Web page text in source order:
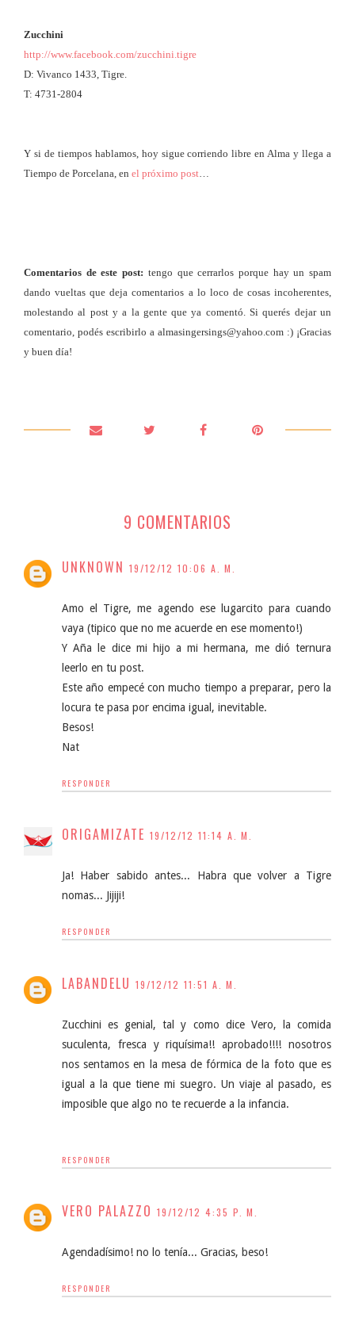
Zucchini
http://www.facebook.com/zucchini.tigre
D: Vivanco 1433, Tigre.
T: 4731-2804
Y si de tiempos hablamos, hoy sigue corriendo libre en Alma y llega a
Tiempo de Porcelana, en el próximo post
Comentarios de este post: tengo que cerrarlos porque hay un spam
dando vueltas que deja comentarios a lo loco de cosas incoherentes,
molestando al post y a la gente que ya comentó. Si querés dejar un
comentario, podés escribirlo a almasingersings@yahoo.com :) ¡Gracias
y buen día!
9 COMENTARIOS
UNKNOWN 19/12/12 10:06 A. M.
Amo el Tigre, me agendo ese lugarcito para cuando
vaya (tipico que no me acuerde en ese momento!)
Y Aña le dice mi hijo a mi hermana, me dió ternura
leerlo en tu post.
Este año empecé con mucho tiempo a preparar, pero la
locura te pasa por encima igual, inevitable.
Besos!
Nat
RESPONDER
ORIGAMIZATE 19/12/12 11:14 A. M.
Ja! Haber sabido antes... Habra que volver a Tigre
nomas... Jijiji!
RESPONDER
LABANDELU 19/12/12 11:51 A. M.
Zucchini es genial, tal y como dice Vero, la comida
suculenta, fresca y riquísima!! aprobado!!!! nosotros
nos sentamos en la mesa de fórmica de la foto que es
igual a la que tiene mi suegro. Un viaje al pasado, es
imposible que algo no te recuerde a la infancia.
RESPONDER
VERO PALAZZO 19/12/12 4:35 P. M.
Agendadísimo! no lo tenía... Gracias, beso!
RESPONDER